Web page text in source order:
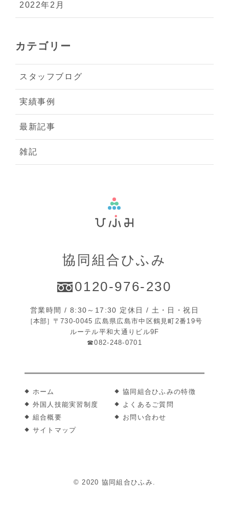
2022年2月
カテゴリー
スタッフブログ
実績事例
最新記事
雑記
協同組合ひふみ
0120-976-230
営業時間 / 8:30～17:30 定休日 / 土・日・祝日
［本部］ 〒730-0045 広島県広島市中区鶴見町2番19号
ルーテル平和大通りビル9F
☎082-248-0701
ホーム
協同組合ひふみの特徴
外国人技能実習制度
よくあるご質問
組合概要
お問い合わせ
サイトマップ
© 2020 協同組合ひふみ.